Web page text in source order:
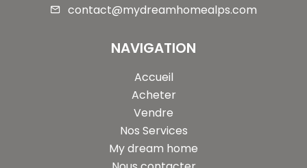
contact@mydreamhomealps.com
NAVIGATION
Accueil
Acheter
Vendre
Nos Services
My dream home